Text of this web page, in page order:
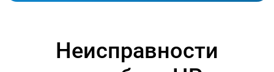
Неисправности